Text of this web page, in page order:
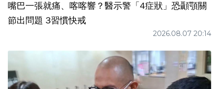
嘴巴一張就痛、喀喀響？醫示警「4症狀」恐顳顎關
節出問題 3習慣快戒
2026.08.07 20:14